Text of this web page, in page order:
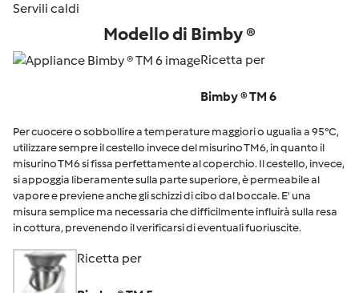
Servili caldi
Modello di Bimby ®
Ricetta per
Bimby ® TM 6
Per cuocere o sobbollire a temperature maggiori o ugualia a 95°C,
utilizzare sempre il cestello invece del misurino TM6, in quanto il
misurino TM6 si fissa perfettamente al coperchio. Il cestello, invece,
si appoggia liberamente sulla parte superiore, è permeabile al
vapore e previene anche gli schizzi di cibo dal boccale. E' una
misura semplice ma necessaria che difficilmente influirà sulla resa
in cottura, prevenendo il verificarsi di eventuali fuoriuscite.
Ricetta per